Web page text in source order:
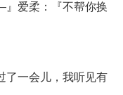
』爱柔：『不帮你换
一会儿，我听见有